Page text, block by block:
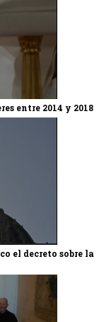
entre 2014 y 2018
el decreto sobre la